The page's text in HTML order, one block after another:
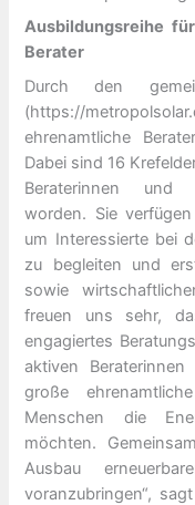
Ausbildungsreihe
Berater
Durch den
(https://
ehrenamtliche
Dabei sind 16
Beraterinnen und
worden. Sie
um Interessierte bei
zu begleiten und
sowie
freuen uns sehr,
engagiertes
aktiven
große
Menschen die
möchten.
Ausbau
voranzubringen“,